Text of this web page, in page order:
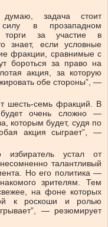
задача стоит
в прозападном
торги за участие в
знает, если условные
фракции, сравнимые с
бороться за право на
акция, за которую
обе стороны”, —
шесть-семь фракций. В
будет очень сложно —
которым будет, судя по
акция сыграет”, —
избиратель устал от
талантливый
Но его политика —
зрителям. Тем
на фоне которых
к роскоши и ролью
— резюмирует